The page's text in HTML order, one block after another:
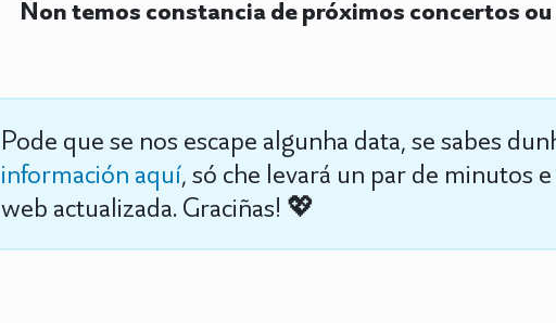
Non temos constancia de próximos concertos
Pode que se nos escape algunha data, se sabes
información aquí, só che levará un par de minutos
web actualizada. Graciñas! 💖